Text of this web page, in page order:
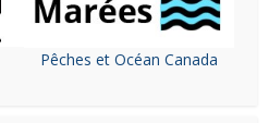
Pêches et Océan Canada